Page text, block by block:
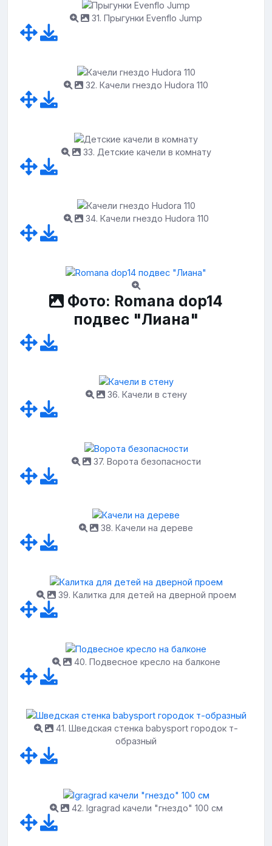
31. Прыгунки Evenflo Jump
32. Качели гнездо Hudora 110
33. Детские качели в комнату
34. Качели гнездо Hudora 110
Фото: Romana dop14
подвес "Лиана"
36. Качели в стену
37. Ворота безопасности
38. Качели на дереве
39. Калитка для детей на дверной проем
40. Подвесное кресло на балконе
41. Шведская стенка babysport городок т-
образный
42. Igragrad качели "гнездо" 100 см